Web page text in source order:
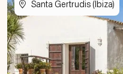
Santa Gertrudis (Ibiza)